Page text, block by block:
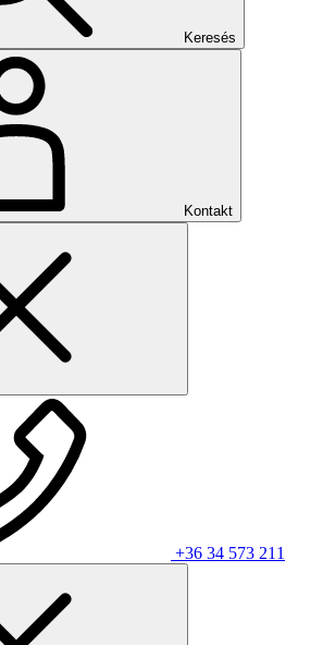
Keresés
Kontakt
+36 34 573 211